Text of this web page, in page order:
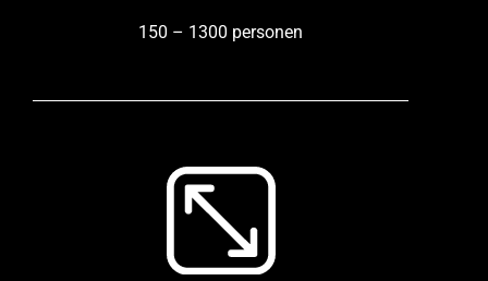
150 – 1300 personen